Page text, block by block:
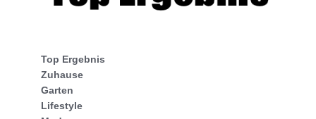
Top Ergebnis
Zuhause
Garten
Lifestyle